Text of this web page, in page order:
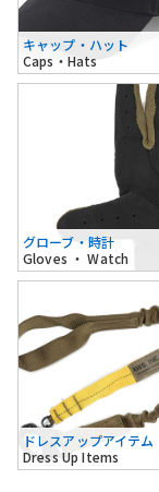
キャップ・ハット
Caps・Hats
グローブ・時計
Gloves ・ Watch
ドレスアップアイテム
Dress Up Items